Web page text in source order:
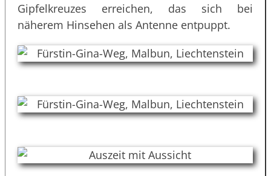
Gipfelkreuzes erreichen, das sich bei
näherem Hinsehen als Antenne entpuppt.